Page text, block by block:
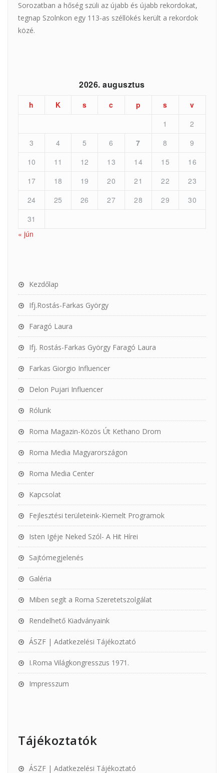
Sorozatban a hőség szüli az újabb és újabb rekordokat,
tegnap Szolnkon egy 113-as széllökés került a rekordok
közé.
2026. augusztus
h K s c p s
v
1
2
3
4 5 6 7 8
9
10
11 12 13 14 15
16
17
18 19 20 21 22
23
24
25 26 27 28 29
30
31
« jún
Kezdőlap
Ifj.Rostás-Farkas György
Faragó Laura
Ifj. Rostás-Farkas György Faragó Laura
Farkas Giorgio Influencer
Delon Pujari Influencer
Rólunk
Roma Magazin-Közös Út Kethano Drom
Roma Media Magyarországon
Roma Media Center
Kapcsolat
Fejlesztési területeink-Kiemelt Programok
Isten Igéje Neked Szól- A Hit Hírei
Sajtómegjelenés
Galéria
Miben segít a Roma Szeretetszolgálat
Rendelhető Kiadványaink
ÁSZF | Adatkezelési Tájékoztató
I.Roma Világkongresszus 1971.
Impresszum
Tájékoztatók
ÁSZF | Adatkezelési Tájékoztató